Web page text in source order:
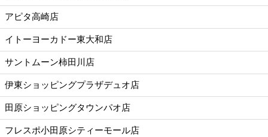
アピタ高崎店
イトーヨーカドー東大和店
サントムーン柿田川店
伊東ショッピングプラザデュオ店
田原ショッピングタウンパオ店
フレスポ小田原シティーモール店